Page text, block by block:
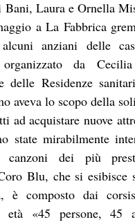
Laura e Ornella
a La Fabbrica
anziani delle
organizzato da
delle Residenze
aveva lo scopo della
ad acquistare nuove
state mirabilmente
dei più
Blu, che si esibisce
è composto dai
età «45 persone, 45